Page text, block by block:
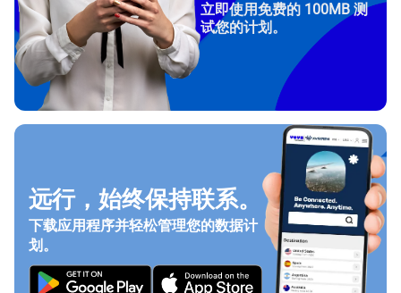
立即使用免费的 100MB 测
试您的计划。
远行，始终保持联系。
下载应用程序并轻松管理您的数据计
划。